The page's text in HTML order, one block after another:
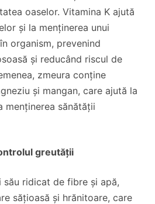
oaselor. Vitamina K ajută
și la menținerea unui
organism, prevenind
și reducând riscul de
zmeura conține
și mangan, care ajută la
menținerea sănătății
greutății
ridicat de fibre și apă,
sățioasă și hrănitoare, care